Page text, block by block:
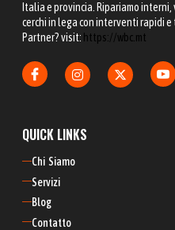
Italia e provincia. Ripariamo
cerchi in lega con interventi rapidi
Partner? visit: https://wbc.mt
QUICK LINKS
Chi  Siamo
Servizi
Blog
Contatto